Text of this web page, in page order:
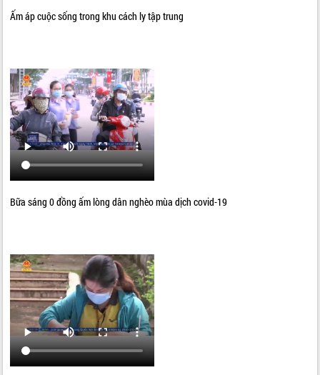
Ấm áp cuộc sống trong khu cách ly tập trung
Bữa sáng 0 đồng ấm lòng dân nghèo mùa dịch covid-19